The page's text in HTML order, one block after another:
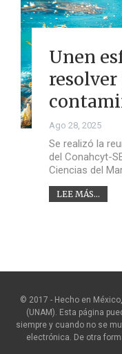
Unen
resolver
Ago 28, 2025
Se realizó la
del Conahcyt-
Ciencias del
LEE MÁS...
© 2017 - Hecho en
(UNAM). Esta página
siempre y cuando no se
electrónica. De otra